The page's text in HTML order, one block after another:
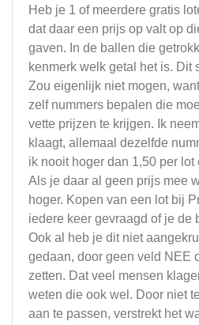
Heb je 1 of meerdere gratis
dat daar een prijs op valt op
gaven. In de ballen die
kenmerk welk getal het is. Dit
Zou eigenlijk niet mogen,
zelf nummers bepalen die
vette prijzen te krijgen. Ik
klaagt, allemaal dezelfde
ik nooit hoger dan 1,50 per
Als je daar al geen prijs mee
hoger. Kopen van een lot bij
iedere keer gevraagd of je de
Ook al heb je dit niet
gedaan, door geen veld NEE
zetten. Dat veel mensen
weten die ook wel. Door niet
aan te passen, verstrekt het